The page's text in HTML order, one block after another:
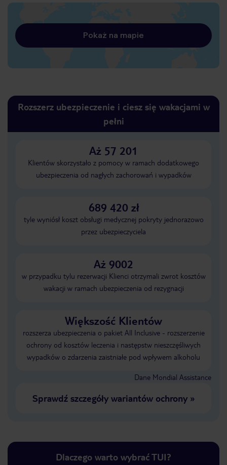
Pokaż na mapie
Rozszerz ubezpieczenie i ciesz się wakacjami w
pełni
Aż 57 201
Klientów skorzystało z pomocy w ramach dodatkowego
ubezpieczenia od nagłych zachorowań i wypadków
689 420 zł
tyle wyniósł koszt obsługi medycznej pokryty jednorazowo
przez ubezpieczyciela
Aż 9002
w przypadku tylu rezerwacji Klienci otrzymali zwrot kosztów
wakacji w ramach ubezpieczenia od rezygnacji
Większość Klientów
rozszerza ubezpieczenia o pakiet All Inclusive - rozszerzenie
ochrony od kosztów leczenia i następstw nieszczęśliwych
wypadków o zdarzenia zaistniałe pod wpływem alkoholu
Dane Mondial Assistance
Sprawdź szczegóły wariantów ochrony»
Dlaczego warto wybrać TUI?